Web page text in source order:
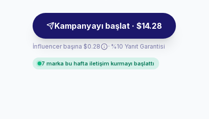
Kampanyayı başlat · $14.28
İnfluencer başına $0.28 · %10 Yanıt Garantisi
7 marka bu hafta iletişim kurmayı başlattı